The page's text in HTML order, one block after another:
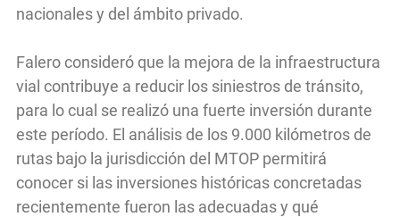
nacionales y del ámbito privado.
Falero consideró que la mejora de la infraestructura
vial contribuye a reducir los siniestros de tránsito,
para lo cual se realizó una fuerte inversión durante
este período. El análisis de los 9.000 kilómetros de
rutas bajo la jurisdicción del MTOP permitirá
conocer si las inversiones históricas concretadas
recientemente fueron las adecuadas y qué